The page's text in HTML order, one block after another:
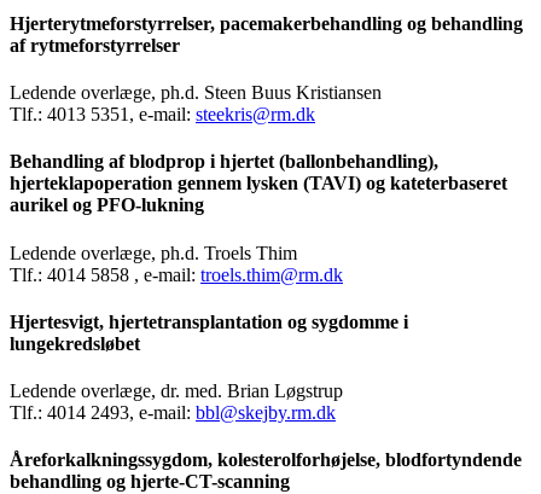
Hjerterytmeforstyrrelser, pacemakerbehandling og behandling
af rytmeforstyrrelser
Ledende overlæge, ph.d. Steen Buus Kristiansen
Tlf.: 4013 5351, e-mail: steekris@rm.dk
Behandling af blodprop i hjertet (ballonbehandling),
hjerteklapoperation gennem lysken (TAVI) og kateterbaseret
aurikel og PFO-lukning
Ledende overlæge, ph.d. Troels Thim
Tlf.: 4014 5858 , e-mail: troels.thim@rm.dk
Hjertesvigt, hjertetransplantation og sygdomme i
lungekredsløbet
Ledende overlæge, dr. med. Brian Løgstrup
Tlf.: 4014 2493, e-mail: bbl@skejby.rm.dk
Åreforkalkningssygdom, kolesterolforhøjelse, blodfortyndende
behandling og hjerte-CT-scanning